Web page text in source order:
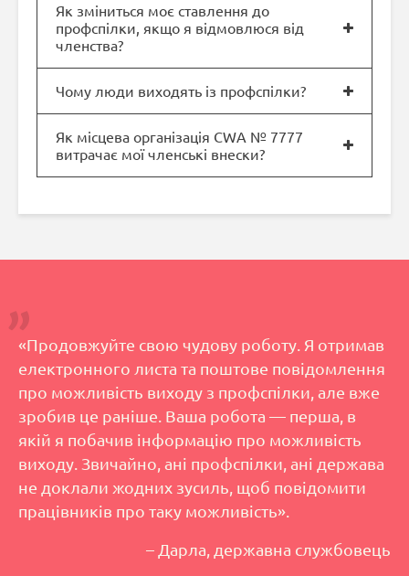
Як зміниться моє ставлення до
профспілки, якщо я відмовлюся від
членства?
Чому люди виходять із профспілки?
Як місцева організація CWA № 7777
витрачає мої членські внески?
«Продовжуйте свою чудову роботу. Я отримав
електронного листа та поштове повідомлення
про можливість виходу з профспілки, але вже
зробив це раніше. Ваша робота — перша, в
якій я побачив інформацію про можливість
виходу. Звичайно, ані профспілки, ані держава
не доклали жодних зусиль, щоб повідомити
працівників про таку можливість».
– Дарла, державна службовець